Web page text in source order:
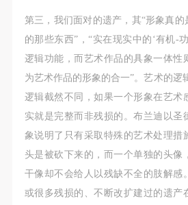
第三，我们面对的遗产，其“形象真
的那些东西”，“实在现实中的‘有机-
逻辑功能，而艺术作品的具象一体性
为艺术作品的形象的合一”。艺术的逻
逻辑截然不同，如果一个形象在艺术
实就是完整而非残损的。布兰迪以圣
象说明了只有采取特殊的艺术处理措
头是被砍下来的，而一个单独的头像
干像却不会给人以残缺不全的肢解感
或很多残损的、不断改扩建过的遗产